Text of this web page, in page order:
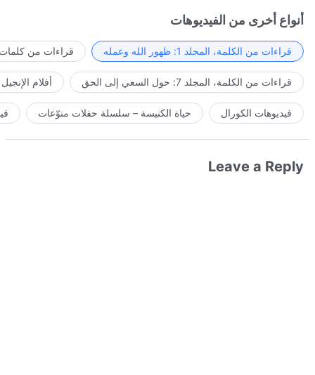
أنواع أخرى من الفيديوهات
قراءات من الكلمة، المجلد 1: ظهور الله وعمله قراءات من كلمات
قراءات من الكلمة، المجلد 7: حول السعي إلى الحق أفلام الإنجيل
فيديوهات الكورال حياة الكنيسة – سلسلة حفلات منوّعات
Leave a Reply